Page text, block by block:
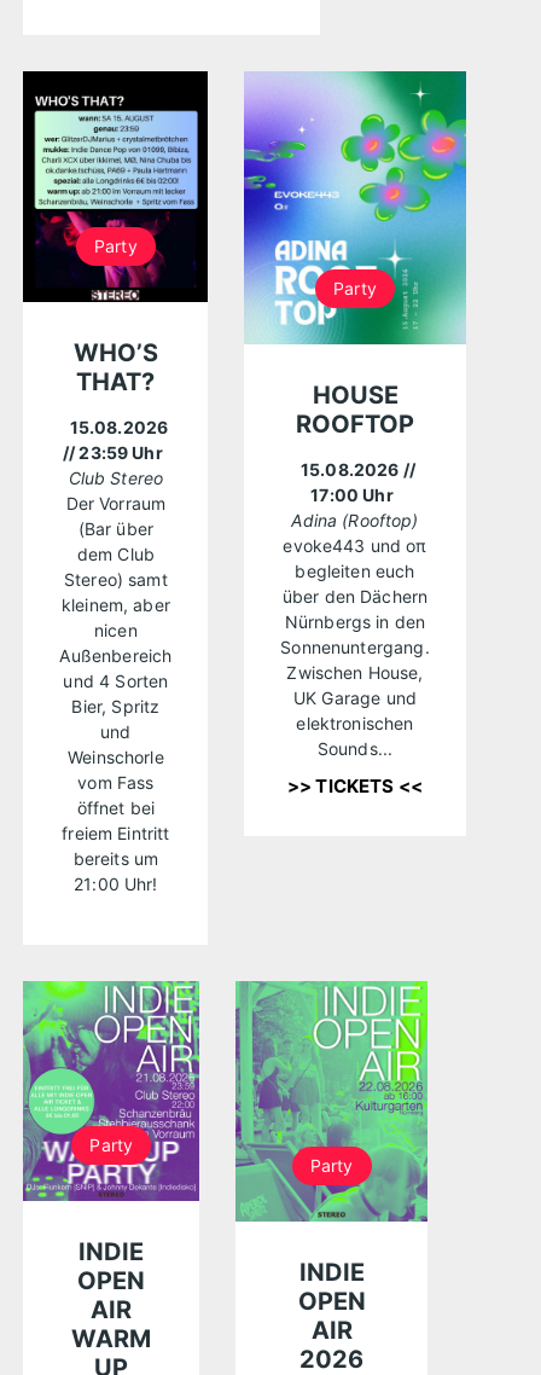
Party
WHO’S
THAT?
15.08.2026
// 23:59 Uhr
Club Stereo
Der Vorraum
(Bar über
dem Club
Stereo) samt
kleinem, aber
nicen
Außenbereich
und 4 Sorten
Bier, Spritz
und
Weinschorle
vom Fass
öffnet bei
freiem Eintritt
bereits um
21:00 Uhr!
Party
HOUSE
ROOFTOP
15.08.2026 //
17:00 Uhr
Adina (Rooftop)
evoke443 und oπ
begleiten euch
über den Dächern
Nürnbergs in den
Sonnenuntergang.
Zwischen House,
UK Garage und
elektronischen
Sounds...
>> TICKETS <<
Party
INDIE
OPEN
AIR
WARM
UP
Party
INDIE
OPEN
AIR
2026